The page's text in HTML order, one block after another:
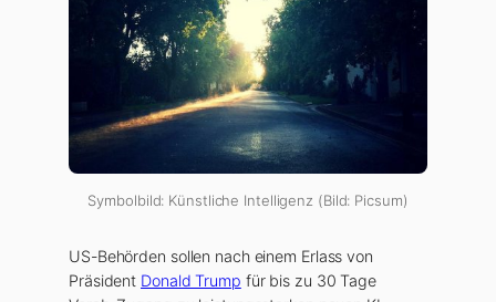
Symbolbild: Künstliche Intelligenz (Bild: Picsum)
US-Behörden sollen nach einem Erlass von
Präsident Donald Trump für bis zu 30 Tage